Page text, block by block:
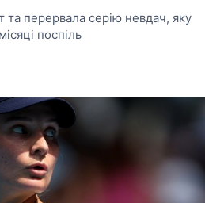
та перервала серію невдач, яку
поспіль